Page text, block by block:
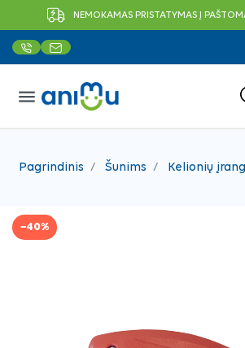
NEMOKAMAS PRISTATYMAS Į
menu
Pagrindinis Šunims Kelionių
−40%